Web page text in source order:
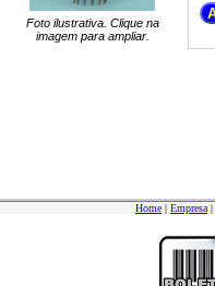
Foto ilustrativa. Clique na
imagem para ampliar.
Home | Empresa |